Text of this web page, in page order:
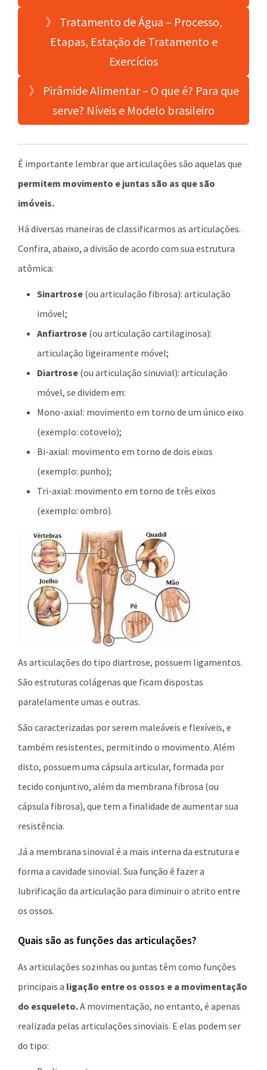
》 Tratamento de Água – Processo,
Etapas, Estação de Tratamento e
Exercícios
》 Pirâmide Alimentar – O que é? Para que
serve? Níveis e Modelo brasileiro
É importante lembrar que articulações são aquelas que
permitem movimento e juntas são as que são
imóveis.
Há diversas maneiras de classificarmos as articulações.
Confira, abaixo, a divisão de acordo com sua estrutura
atômica:
Sinartrose (ou articulação fibrosa): articulação
imóvel;
Anfiartrose (ou articulação cartilaginosa):
articulação ligeiramente móvel;
Diartrose (ou articulação sinuvial): articulação
móvel, se dividem em:
Mono-axial: movimento em torno de um único eixo
(exemplo: cotovelo);
Bi-axial: movimento em torno de dois eixos
(exemplo: punho);
Tri-axial: movimento em torno de três eixos
(exemplo: ombro).
As articulações do tipo diartrose, possuem ligamentos.
São estruturas colágenas que ficam dispostas
paralelamente umas e outras.
São caracterizadas por serem maleáveis e flexíveis, e
também resistentes, permitindo o movimento. Além
disto, possuem uma cápsula articular, formada por
tecido conjuntivo, além da membrana fibrosa (ou
cápsula fibrosa), que tem a finalidade de aumentar sua
resistência.
Já a membrana sinovial é a mais interna da estrutura e
forma a cavidade sinovial. Sua função é fazer a
lubrificação da articulação para diminuir o atrito entre
os ossos.
Quais são as funções das articulações?
As articulações sozinhas ou juntas têm como funções
principais a ligação entre os ossos e a movimentação
do esqueleto.A movimentação, no entanto, é apenas
realizada pelas articulações sinoviais. E elas podem ser
do tipo: